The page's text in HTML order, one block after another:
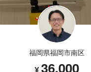
福岡県福岡市南区
36,000